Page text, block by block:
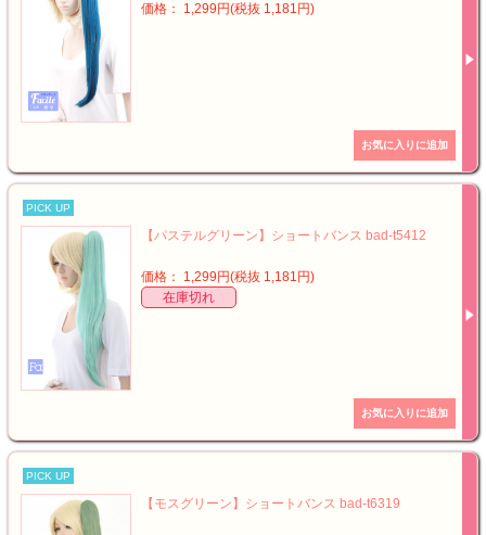
価格： 1,299円(税抜 1,181円)
PICK UP
【パステルグリーン】ショートバンス bad-t5412
価格： 1,299円(税抜 1,181円)
在庫切れ
PICK UP
【モスグリーン】ショートバンス bad-t6319